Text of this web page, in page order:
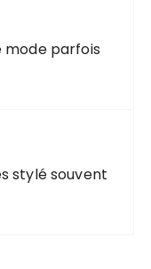
mode parfois
stylé souvent